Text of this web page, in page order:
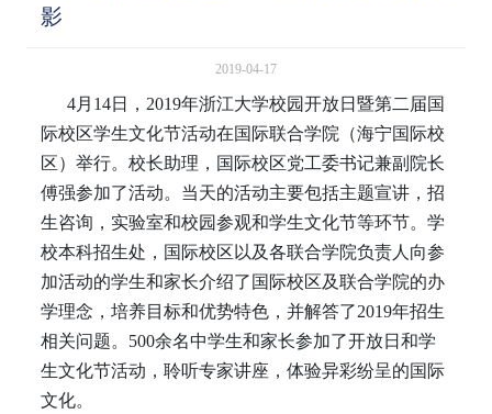
影
2019-04-17
4月14日，2019年浙江大学校园开放日暨第二届国
际校区学生文化节活动在国际联合学院（海宁国际校
区）举行。校长助理，国际校区党工委书记兼副院长
傅强参加了活动。当天的活动主要包括主题宣讲，招
生咨询，实验室和校园参观和学生文化节等环节。学
校本科招生处， 国际校区以及各联合学院负责人向参
加活动的学生和家长介绍了国际校区及联合学院的办
学理念，培养目标和优势特色，并解答了2019年招生
相关问题。 500余名中学生和家长参加了开放日和学
生文化节活动，聆听专家讲座，体验异彩纷呈的国际
文化。